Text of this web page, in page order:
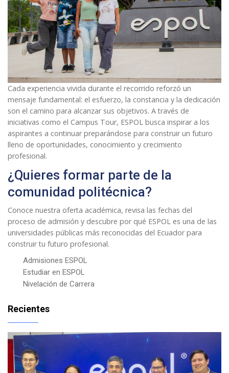
Cada experiencia vivida durante el recorrido reforzó un
mensaje fundamental: el esfuerzo, la constancia y la dedicación
son el camino para alcanzar sus objetivos. A través de
iniciativas como el Campus Tour, ESPOL busca inspirar a los
aspirantes a continuar preparándose para construir un futuro
lleno de oportunidades, conocimiento y crecimiento
profesional.
¿Quieres formar parte de la
comunidad politécnica?
Conoce nuestra oferta académica, revisa las fechas del
proceso de admisión y descubre por qué ESPOL es una de las
universidades públicas más reconocidas del Ecuador para
construir tu futuro profesional.
Admisiones ESPOL
Estudiar en ESPOL
Nivelación de Carrera
Recientes
Imagen